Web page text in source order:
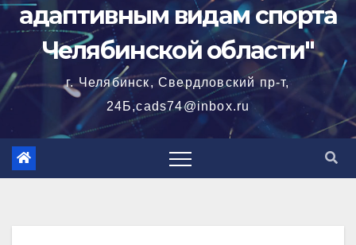
адаптивным видам спорта
Челябинской области"
г. Челябинск, Свердловский пр-т,
24Б,cads74@inbox.ru